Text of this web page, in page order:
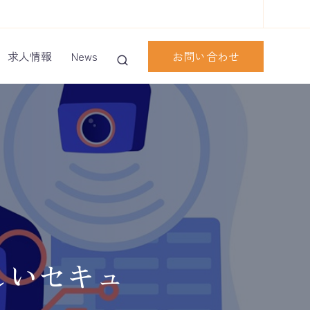
求人情報 News お問い合わせ
セキュ